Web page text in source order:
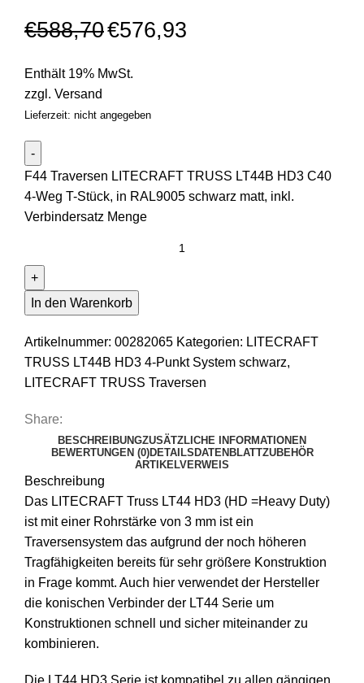
€588,70€576,93
Enthält 19% MwSt.
zzgl. Versand
Lieferzeit: nicht angegeben
F44 Traversen LITECRAFT TRUSS LT44B HD3 C40
4-Weg T-Stück, in RAL9005 schwarz matt, inkl.
Verbindersatz Menge
In den Warenkorb
Artikelnummer: 00282065 Kategorien: LITECRAFT
TRUSS LT44B HD3 4-Punkt System schwarz,
LITECRAFT TRUSS Traversen
Share:
BESCHREIBUNGZUSÄTZLICHE INFORMATIONEN
BEWERTUNGEN (0)DETAILS DATENBLATTZUBEHÖR
ARTIKELVERWEIS
Beschreibung
Das LITECRAFT Truss LT44 HD3 (HD =Heavy Duty)
ist mit einer Rohrstärke von 3 mm ist ein
Traversensystem das aufgrund der noch höheren
Tragfähigkeiten bereits für sehr größere Konstruktion
in Frage kommt. Auch hier verwendet der Hersteller
die konischen Verbinder der LT44 Serie um
Konstruktionen schnell und sicher miteinander zu
kombinieren.
Die LT44 HD3 Serie ist kompatibel zu allen gängigen